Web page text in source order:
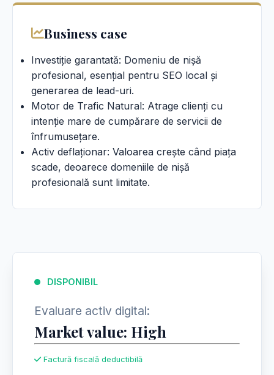
Business case
Investiție garantată: Domeniu de nișă
profesional, esențial pentru SEO local și
generarea de lead-uri.
Motor de Trafic Natural: Atrage clienți cu
intenție mare de cumpărare de servicii de
înfrumusețare.
Activ deflaționar: Valoarea crește când piața
scade, deoarece domeniile de nișă
profesională sunt limitate.
DISPONIBIL
Evaluare activ digital:
Market value: High
Factură fiscală deductibilă